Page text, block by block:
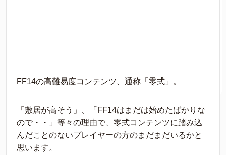
FF14の高難易度コンテンツ、通称「零式」。
「敷居が高そう」、「FF14はまだは始めたばかりな
ので・・」等々の理由で、零式コンテンツに踏み込
んだことのないプレイヤーの方のまだまだいるかと
思います。